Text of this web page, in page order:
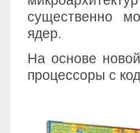
существенно
ядер.
На основе
процессоры с